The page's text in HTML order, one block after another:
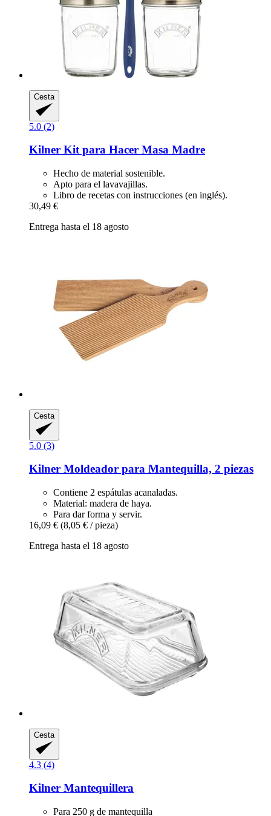
Cesta
5.0 (2)
Kilner Kit para Hacer Masa Madre
Hecho de material sostenible.
Apto para el lavavajillas.
Libro de recetas con instrucciones (en inglés).
30,49 €
Entrega hasta el 18 agosto
Cesta
5.0 (3)
Kilner Moldeador para Mantequilla, 2 piezas
Contiene 2 espátulas acanaladas.
Material: madera de haya.
Para dar forma y servir.
16,09 € (8,05 € / pieza)
Entrega hasta el 18 agosto
Cesta
4.3 (4)
Kilner Mantequillera
Para 250 g de mantequilla